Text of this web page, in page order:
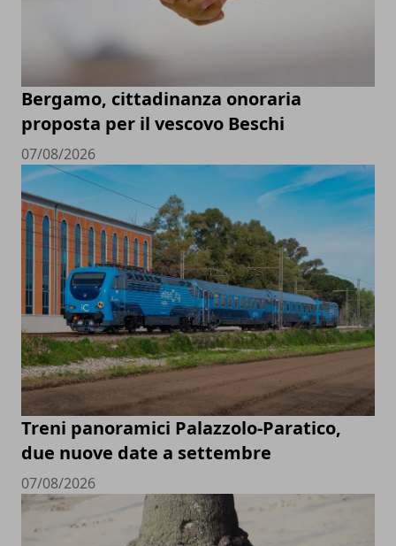
Bergamo, cittadinanza onoraria
proposta per il vescovo Beschi
07/08/2026
Treni panoramici Palazzolo-Paratico,
due nuove date a settembre
07/08/2026